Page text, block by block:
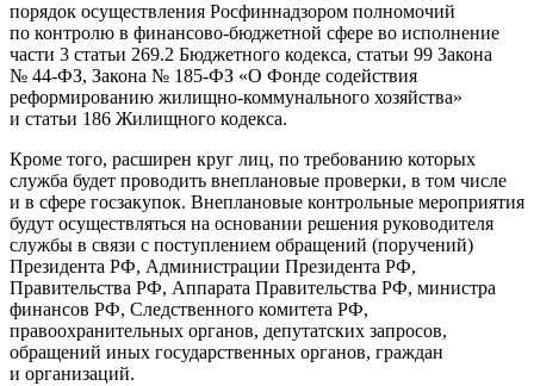
порядок осуществления Росфиннадзором полномочий
по контролю в финансово-бюджетной сфере во исполнение
части 3 статьи 269.2 Бюджетного кодекса, статьи 99 Закона
№ 44-ФЗ, Закона № 185‑ФЗ «О Фонде содействия
реформированию жилищно-коммунального хозяйства»
и статьи 186 Жилищного кодекса.
Кроме того, расширен круг лиц, по требованию которых
служба будет проводить внеплановые проверки, в том числе
и в сфере госзакупок. Внеплановые контрольные мероприятия
будут осуществляться на основании решения руководителя
службы в связи с поступлением обращений (поручений)
Президента РФ, Администрации Президента РФ,
Правительства РФ, Аппарата Правительства РФ, министра
финансов РФ, Следственного комитета РФ,
правоохранительных органов, депутатских запросов,
обращений иных государственных органов, граждан
и организаций.